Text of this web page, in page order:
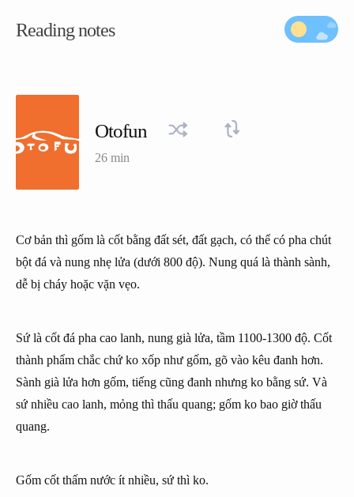
Reading notes
Otofun
26 min
Cơ bản thì gốm là cốt bằng đất sét, đất gạch, có thể có pha chút
bột đá và nung nhẹ lửa (dưới 800 độ). Nung quá là thành sành,
dễ bị cháy hoặc vặn vẹo.
Sứ là cốt đá pha cao lanh, nung già lửa, tầm 1100-1300 độ. Cốt
thành phẩm chắc chứ ko xốp như gốm, gõ vào kêu đanh hơn.
Sành già lửa hơn gốm, tiếng cũng đanh nhưng ko bằng sứ. Và
sứ nhiều cao lanh, mỏng thì thấu quang; gốm ko bao giờ thấu
quang.
Gốm cốt thấm nước ít nhiều, sứ thì ko.